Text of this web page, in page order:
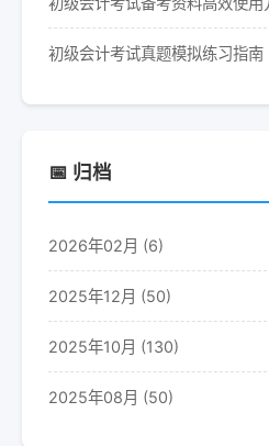
初级会计考试真题模拟练习指南
📅 归档
2026年02月 (6)
2025年12月 (50)
2025年10月 (130)
2025年08月 (50)